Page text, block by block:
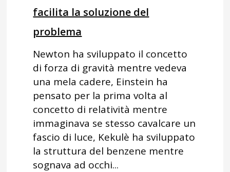
facilita la soluzione del
problema
Newton ha sviluppato il concetto
di forza di gravità mentre vedeva
una mela cadere, Einstein ha
pensato per la prima volta al
concetto di relatività mentre
immaginava se stesso cavalcare un
fascio di luce, Kekulè ha sviluppato
la struttura del benzene mentre
sognava ad occhi...